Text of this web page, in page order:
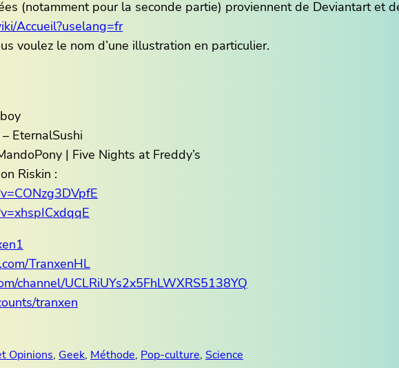
(notamment pour la seconde partie) proviennent de Deviantart et
Accueil?uselang=fr
voulez le nom d’une illustration en particulier.
EternalSushi
| Five Nights at Freddy’s
Riskin :
TranxenHL
channel/UCLRiUYs2x5FhLWXRS5138YQ
tranxen
Opinions, Geek, Méthode, Pop-culture, Science